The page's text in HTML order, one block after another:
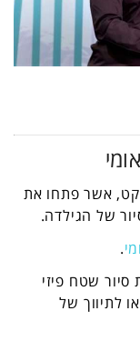
אשר פתחו את
של הגילדה.
.
שטח פיזי
לתיווך של